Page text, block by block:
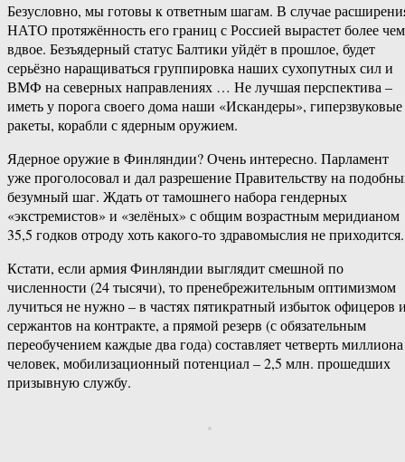
Безусловно, мы готовы к ответным шагам. В случае
НАТО протяжённость его границ с Россией вырастет более чем
вдвое. Безъядерный статус Балтики уйдёт в прошлое, будет
серьёзно наращиваться группировка наших сухопутных сил и
ВМФ на северных направлениях … Не лучшая перспектива –
иметь у порога своего дома наши «Искандеры», гиперзвуковые
ракеты, корабли с ядерным оружием.
Ядерное оружие в Финляндии? Очень интересно. Парламент
уже проголосовал и дал разрешение Правительству на
безумный шаг. Ждать от тамошнего набора гендерных
«экстремистов» и «зелёных» с общим возрастным меридианом
35,5 годков отроду хоть какого-то здравомыслия не приходится.
Кстати, если армия Финляндии выглядит смешной по
численности (24 тысячи), то пренебрежительным оптимизмом
лучиться не нужно – в частях пятикратный избыток офицеров
сержантов на контракте, а прямой резерв (с обязательным
переобучением каждые два года) составляет четверть миллиона
человек, мобилизационный потенциал – 2,5 млн. прошедших
призывную службу.